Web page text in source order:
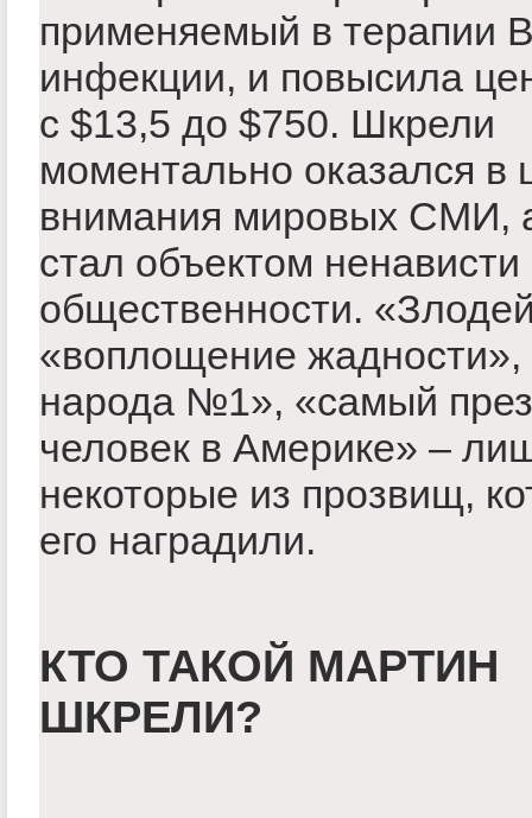
применяемый в терапии
инфекции, и повысила
с $13,5 до $750. Шкрели
моментально оказался в
внимания мировых СМИ,
стал объектом
общественности.
«воплощение жадности»,
народа №1», «самый
человек в Америке» –
некоторые из прозвищ,
его наградили.
КТО ТАКОЙ МАРТИН
ШКРЕЛИ?